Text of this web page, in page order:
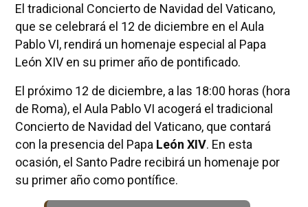
El tradicional Concierto de Navidad del Vaticano,
que se celebrará el 12 de diciembre en el Aula
Pablo VI, rendirá un homenaje especial al Papa
León XIV en su primer año de pontificado.
El próximo 12 de diciembre, a las 18:00 horas (hora
de Roma), el Aula Pablo VI acogerá el tradicional
Concierto de Navidad del Vaticano, que contará
con la presencia del Papa León XIV. En esta
ocasión, el Santo Padre recibirá un homenaje por
su primer año como pontífice.